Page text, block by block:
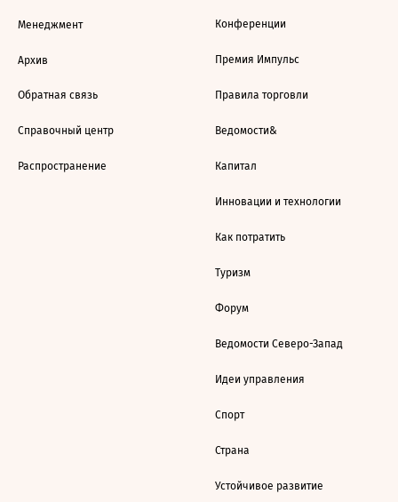
Менеджмент
Архив
Обратная связь
Справочный центр
Распространение
Конференции
Премия Импульс
Правила торговли
Ведомости&
Капитал
Инновации и технологии
Как потратить
Туризм
Форум
Ведомости Северо-Запад
Идеи управления
Спорт
Страна
Устойчивое развитие